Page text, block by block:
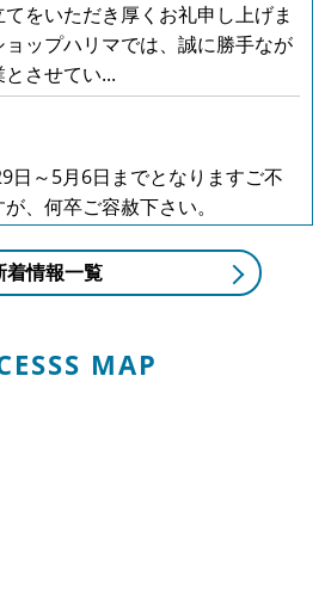
をいただき厚くお礼申し上げま
ップハリマでは、誠に勝手なが
させてい...
日～5月6日までとなりますご不
、何卒ご容赦下さい。
らせ
ながら下記...
着情報一覧
MAP